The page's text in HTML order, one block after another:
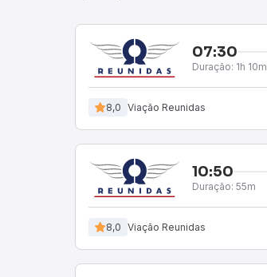
07:30
Duração: 1h 10m
8,0 Viação Reunidas
10:50
Duração: 55m
8,0 Viação Reunidas